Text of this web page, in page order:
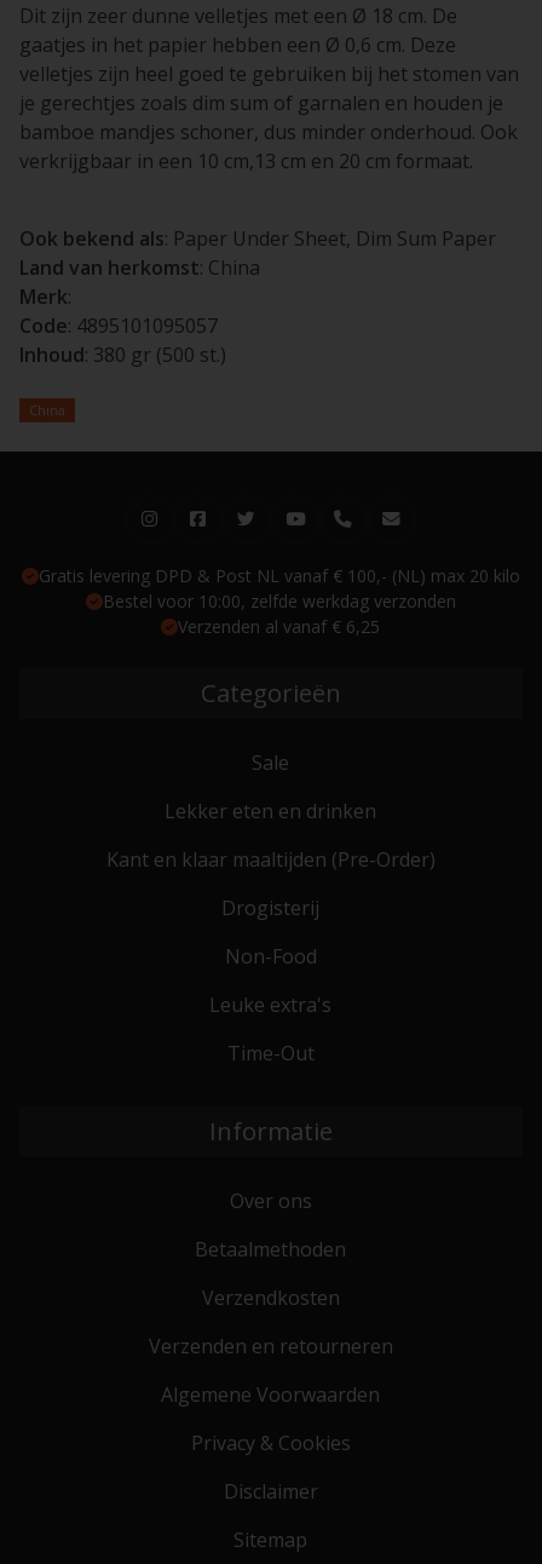
Dit zijn zeer dunne velletjes met een Ø 18 cm. De
gaatjes in het papier hebben een Ø 0,6 cm. Deze
velletjes zijn heel goed te gebruiken bij het stomen van
je gerechtjes zoals dim sum of garnalen en houden je
bamboe mandjes schoner, dus minder onderhoud. Ook
verkrijgbaar in een 10 cm,13 cm en 20 cm formaat.
Ook bekend als: Paper Under Sheet, Dim Sum Paper
Land van herkomst: China
Merk:
Code: 4895101095057
Inhoud: 380 gr (500 st.)
China
Gratis levering DPD & Post NL vanaf € 100,- (NL) max 20 kilo
Bestel voor 10:00, zelfde werkdag verzonden
Verzenden al vanaf € 6,25
Categorieën
Sale
Lekker eten en drinken
Kant en klaar maaltijden (Pre-Order)
Drogisterij
Non-Food
Leuke extra's
Time-Out
Informatie
Over ons
Betaalmethoden
Verzendkosten
Verzenden en retourneren
Algemene Voorwaarden
Privacy & Cookies
Disclaimer
Sitemap